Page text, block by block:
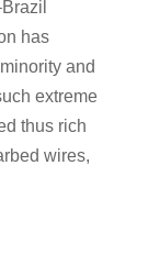
has
and
extreme
thus rich
wires,